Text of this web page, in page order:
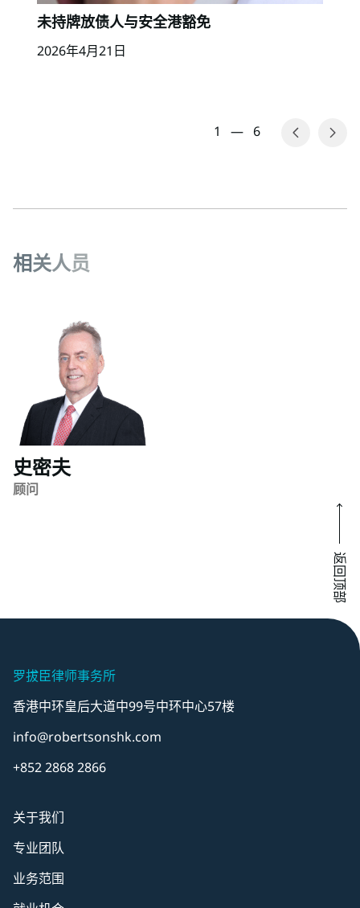
未持牌放债人与安全港豁免
2026年4月21日
1 — 6
相关人员
史密夫
顾问
返回顶部
关于我们
专业团队
业务范围
罗拔臣律师事务所
香港中环皇后大道中99号中环中心57楼
info@robertsonshk.com
+852 2868 2866